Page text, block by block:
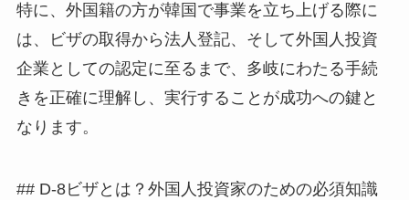
特に、外国籍の方が韓国で事業を立ち上げる際に
は、ビザの取得から法人登記、そして外国人投資
企業としての認定に至るまで、多岐にわたる手続
きを正確に理解し、実行することが成功への鍵と
なります。
## D-8ビザとは？外国人投資家のための必須知識